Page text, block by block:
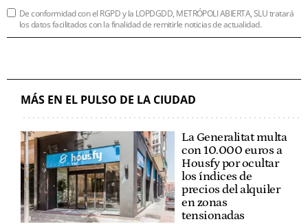
De conformidad con el RGPD y la LOPDGDD, METRÓPOLI ABIERTA, SLU tratará
los datos facilitados con la finalidad de remitirle noticias de actualidad.
MÁS EN EL PULSO DE LA CIUDAD
La Generalitat multa
con 10.000 euros a
Housfy por ocultar
los índices de
precios del alquiler
en zonas
tensionadas